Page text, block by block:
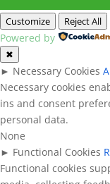
Customize Reject All
Powered by
✖
► Necessary Cookies
Necessary cookies
ins and consent
personal data.
None
► Functional Cookies
Functional cookies